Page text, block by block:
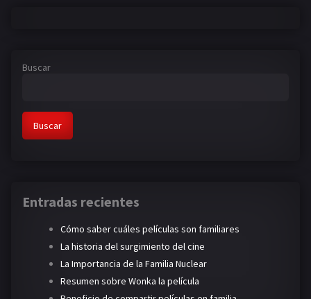
Buscar
Buscar
Entradas recientes
Cómo saber cuáles películas son familiares
La historia del surgimiento del cine
La Importancia de la Familia Nuclear
Resumen sobre Wonka la película